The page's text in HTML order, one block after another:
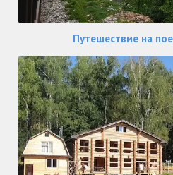
Путешествие на